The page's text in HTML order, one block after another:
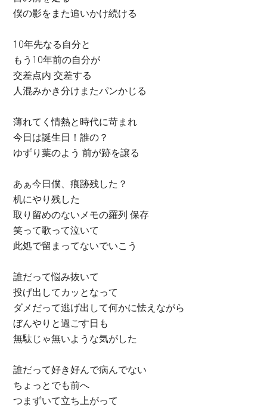
僕の影をまた追いかけ続ける
10年先なる自分と
もう10年前の自分が
交差点内 交差する
人混みかき分けまたパンかじる
薄れてく情熱と時代に苛まれ
今日は誕生日！誰の？
ゆずり葉のよう 前が跡を譲る
あぁ今日僕、痕跡残した？
机にやり残した
取り留めのないメモの羅列 保存
笑って歌って泣いて
此処で留まってないでいこう
誰だって悩み抜いて
投げ出してカッとなって
ダメだって逃げ出して何かに怯えながら
ぼんやりと過ごす日も
無駄じゃ無いような気がした
誰だって好き好んで病んでない
ちょっとでも前へ
つまずいて立ち上がって